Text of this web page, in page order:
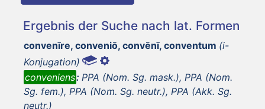
Ergebnis der Suche nach lat. Formen
convenīre, conveniō, convēnī, conventum (i-
Konjugation)
conveniens: PPA (Nom. Sg. mask.), PPA (Nom.
Sg. fem.), PPA (Nom. Sg. neutr.), PPA (Akk. Sg.
neutr.)